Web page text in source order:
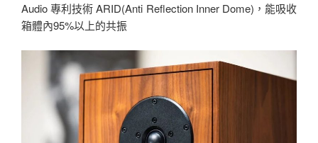
Audio 專利技術 ARID(Anti Reflection Inner Dome)，能吸收
箱體內95%以上的共振